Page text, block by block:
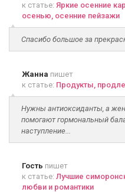
к статье: Яркие осенние
осенью, осенние пейзажи
Спасибо большое за
Жанна пишет
к статье: Продукты,
Нужны антиоксиданты, а
помогают гормональный
наступление...
Гость пишет
к статье: Лучшие
любви и романтики